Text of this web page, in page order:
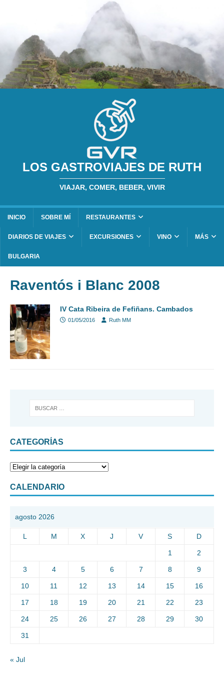
LOS GASTROVIAJES DE RUTH
VIAJAR, COMER, BEBER, VIVIR
INICIO SOBRE MÍ RESTAURANTES
DIARIOS DE VIAJES EXCURSIONES VINO MÁS
BULGARIA
Raventós i Blanc 2008
IV Cata Ribeira de Fefiñans. Cambados
01/05/2016 Ruth MM
CATEGORÍAS
CALENDARIO
agosto 2026
L M X J V S D
1 2
3 4 5 6 7 8 9
10 11 12 13 14 15 16
17 18 19 20 21 22 23
24 25 26 27 28 29 30
31
« Jul